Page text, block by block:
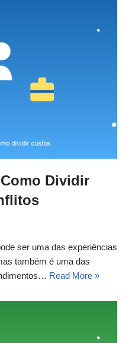
Dividir
ser uma das experiências
também é uma das
Read More »